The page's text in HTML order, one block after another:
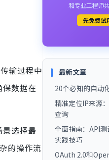
输过程中
数据在
选择最
的操作流
和专业工程师
先免费
最新文章
20个必知的自动
精准定位IP来源
查询
全面指南：API
实践技巧
OAuth 2.0和